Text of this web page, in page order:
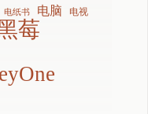
电纸书 电脑 电视
莓